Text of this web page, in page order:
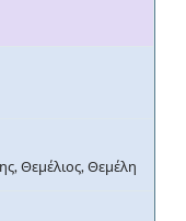
Θεμέλιος, Θεμέλη